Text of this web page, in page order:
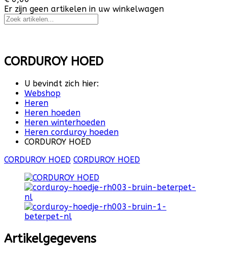
Er zijn geen artikelen in uw winkelwagen
CORDUROY HOED
U bevindt zich hier:
Webshop
Heren
Heren hoeden
Heren winterhoeden
Heren corduroy hoeden
CORDUROY HOED
CORDUROY HOED CORDUROY HOED
Artikelgegevens